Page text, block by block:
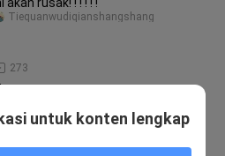
273
Tiequanwudiqianshangshang
untuk konten lengkap